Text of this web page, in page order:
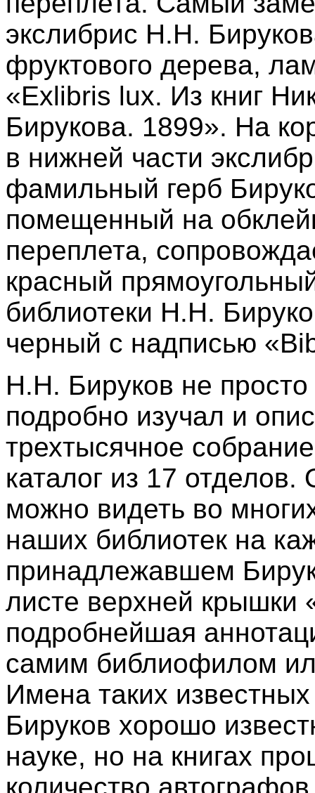
экслибрис Н.Н.
фруктового дерева,
«Exlibris lux. Из книг
Бирукова. 1899». На
в нижней части
фамильный герб
помещенный на
переплета,
красный
библиотеки Н.Н.
черный с надписью
Н.Н. Бируков не
подробно изучал и
трехтысячное
каталог из 17
можно видеть во
наших библиотек на
принадлежавшем
листе верхней
подробнейшая
самим библиофилом
Имена таких
Бируков хорошо
науке, но на книгах